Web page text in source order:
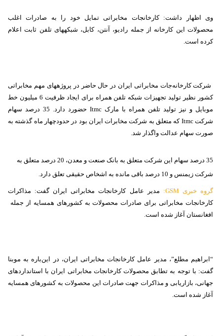
وی اظهار داشت: کارخانجات مخابراتی تمایل خود را به صادرات اغلب
محصولات این کارخانه از جمله رادیو، آنتن، کابل، شبکه‏های تلفن ثابت اعلام
کرده است.
شرکت کارخانه‌جات مخابراتی ایران در حال حاضر در پروژه‏های مهم مخابراتی
کشور نظیر تولید تجهیزات شبکه تلفن همراه برای ایجاد ظرفیت 6 میلیون خط
موبایل و نیز تولید تلفن همراه با مارک Itmc
حضورد دارد. 35 درصد سهام
شرکتItmc که متعلق به شرکت مخابرات ایران بود در حدودچهار ماه گذشته به
صورت سهام عدالت واگذار شد.
35 درصد سهام این شرکت متعلق به بانک صنعت و معدن، 20 درصد متعلق به
شرکت زیمنس و 10 درصد باقی مانده به اشخاص حقیقی تعلق دارد.
گروه خبری GSM
: مدیر عامل کارخانجات مخابراتی ایران گفت: مذاکرات
کارخانجات مخابراتی برای صادرات محصولات به کشورهای همسایه از جمله
افغانستان آغاز شده است.
“ابراهیم مطلع”، مدیر عامل کارخانجات مخابراتی ایران، در این‌باره به موبنا
گفت: با توجه به تطابق محصولات کارخانجات مخابراتی ایران با استانداردهای
جهانی، بازاریابی و مذاکرات جهت صادرات این محصولات به کشورهای همسایه
آغاز شده است.